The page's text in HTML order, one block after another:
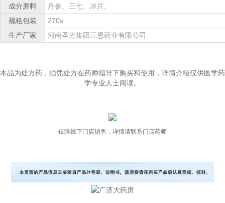
成分原料
丹参、三七、冰片。
规格包装
270s
生产厂家
河南圣光集团三恩药业有限公司
本品为处方药，须凭处方在药师指导下购买和使用，详情介绍仅供医学药
学专业人士阅读。
仅限线下门店销售，详情请联系门店药师